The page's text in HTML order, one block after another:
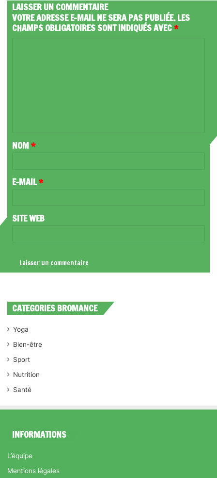
LAISSER UN COMMENTAIRE
VOTRE ADRESSE E-MAIL NE SERA PAS PUBLIÉE.LES
CHAMPS OBLIGATOIRES SONT INDIQUÉS AVEC*
A
R
NOM*
E-MAIL*
SITE WEB
CATEGORIES BROMANCE
Yoga
Bien-être
Sport
Nutrition
Santé
INFORMATIONS
L’équipe
Mentions légales